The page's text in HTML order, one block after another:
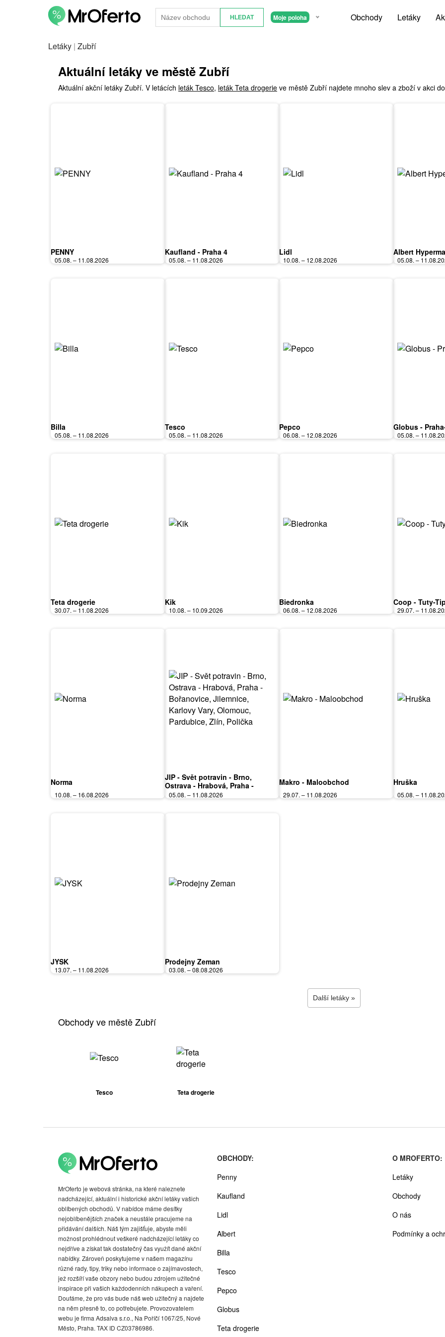
Moje poloha Obchody Letáky
Letáky | Zubří
Aktuální letáky ve městě Zubří
Aktuální akční letáky Zubří. V letácích leták Tesco, leták Teta drogerie ve městě Zubří najdete mnoho slev a zboží v akci
PENNY
05.08. – 11.08.2026
Kaufland - Praha 4
05.08. – 11.08.2026
Lidl
10.08. – 12.08.2026
Albert
05.08. –
Billa
05.08. – 11.08.2026
Tesco
05.08. – 11.08.2026
Pepco
06.08. – 12.08.2026
Globus -
05.08. –
Teta drogerie
30.07. – 11.08.2026
Kik
10.08. – 10.09.2026
Biedronka
06.08. – 12.08.2026
Coop - Tuty-
29.07. –
Norma
10.08. – 16.08.2026
JIP - Svět potravin - Brno,
Ostrava - Hrabová, Praha -
Bořanovice, Jilemnice, Karlovy
05.08. – 11.08.2026
Makro - Maloobchod
29.07. – 11.08.2026
Hruška
05.08. –
JYSK
13.07. – 11.08.2026
Prodejny Zeman
03.08. – 08.08.2026
Další letáky »
Obchody ve městě Zubří
Tesco Teta drogerie
MrOferto je webová stránka, na které naleznete
nadcházející, aktuální i historické akční letáky vašich
oblíbených obchodů. V nabídce máme desítky
nejoblíbenějších značek a neustále pracujeme na
přidávání dalších. Náš tým zajišťuje, abyste měli
možnost prohlédnout veškeré nadcházející letáky co
nejdříve a získat tak dostatečný čas využít dané akční
nabídky. Zároveň poskytujeme v našem magazínu
různé rady, tipy, triky nebo informace o zajímavostech,
jež rozšíří vaše obzory nebo budou zdrojem užitečné
inspirace při vašich každodenních nákupech a vaření.
Doufáme, že pro vás bude náš web užitečný a najdete
na něm přesně to, co potřebujete. Provozovatelem
webu je firma Adsalva s.r.o., Na Poříčí 1067/25, Nové
Město, Praha. TAX ID CZ03786986.
OBCHODY:
Penny
Kaufland
Lidl
Albert
Billa
Tesco
Pepco
Globus
Teta drogerie
O MROFERTO:
Letáky
Obchody
O nás
Podmínky a